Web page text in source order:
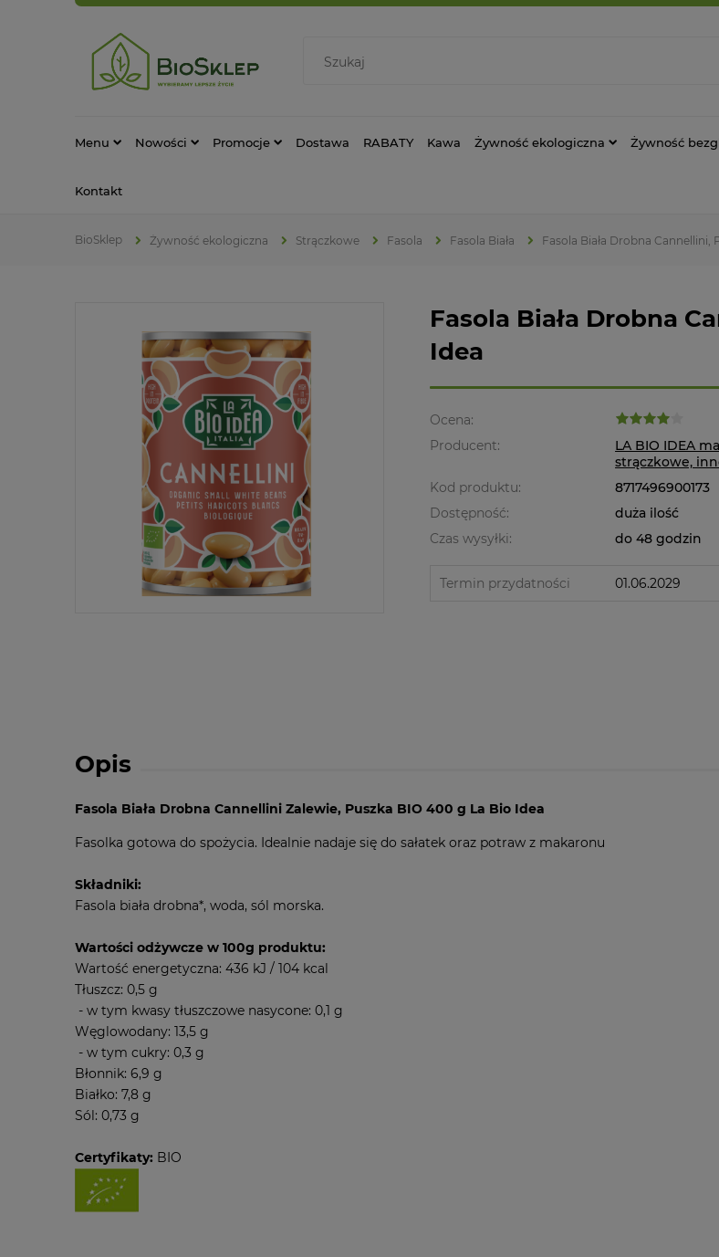
Menu Nowości Promocje Dostawa RABATY Kawa Żywność ekologiczna Żywność
Kontakt
Żywność ekologiczna Strączkowe Fasola Fasola Biała Fasola Biała Drobna Cannellini,
Fasola Biała Drobna
Idea
Ocena:
Producent:
LA BIO IDEA
strączkowe,
Kod produktu:
8717496900173
Dostępność:
duża ilość
Czas wysyłki:
do 48 godzin
Termin przydatności 01.06.2029
Opis
Fasola Biała Drobna Cannellini Zalewie, Puszka BIO 400 g La Bio Idea
Fasolka gotowa do spożycia. Idealnie nadaje się do sałatek oraz potraw z makaronu
Składniki:
Fasola biała drobna*, woda, sól morska.
Wartości odżywcze w 100g produktu:
Wartość energetyczna: 436 kJ / 104 kcal
Tłuszcz: 0,5 g
- w tym kwasy tłuszczowe nasycone: 0,1 g
Węglowodany: 13,5 g
- w tym cukry: 0,3 g
Błonnik: 6,9 g
Białko: 7,8 g
Sól: 0,73 g
Certyfikaty: BIO